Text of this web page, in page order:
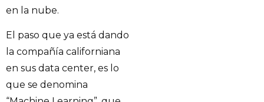
en la nube.
El paso que ya está dando
la compañía californiana
en sus data center, es lo
que se denomina